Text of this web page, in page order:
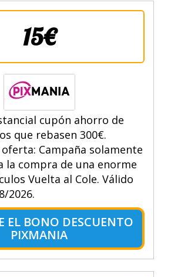
15€
cupón ahorro de
que rebasen 300€.
Campaña solamente
la compra de una enorme
Vuelta al Cole. Válido
2026.
EL BONO DESCUENTO
PIXMANIA